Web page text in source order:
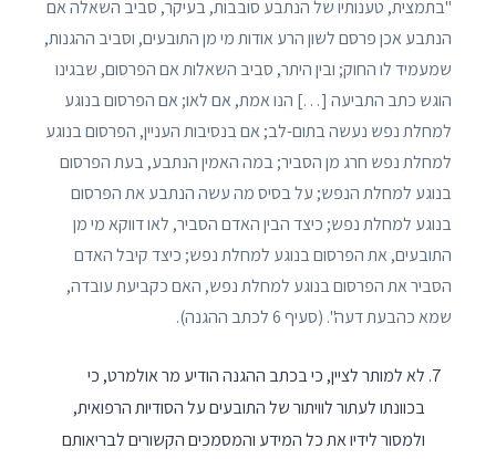
"בתמצית, טענותיו של הנתבע סובבות, בעיקר, סביב השאלה אם
הנתבע אכן פרסם לשון הרע אודות מי מן התובעים, וסביב ההגנות,
שמעמיד לו החוק; ובין היתר, סביב השאלות אם הפרסום, שבגינו
הוגש כתב התביעה […] הנו אמת, אם לאו; אם הפרסום בנוגע
למחלת נפש נעשה בתום-לב; אם בנסיבות העניין, הפרסום בנוגע
למחלת נפש חרג מן הסביר; במה האמין הנתבע, בעת הפרסום
בנוגע למחלת הנפש; על בסיס מה עשה הנתבע את הפרסום
בנוגע למחלת נפש; כיצד הבין האדם הסביר, לאו דווקא מי מן
התובעים, את הפרסום בנוגע למחלת נפש; כיצד קיבל האדם
הסביר את הפרסום בנוגע למחלת נפש, האם כקביעת עובדה,
שמא כהבעת דעה". (סעיף 6 לכתב ההגנה).
לא למותר לציין, כי בכתב ההגנה הודיע מר אולמרט, כי
בכוונתו לעתור לוויתור של התובעים על הסודיות הרפואית,
ולמסור לידיו את כל המידע והמסמכים הקשורים לבריאותם